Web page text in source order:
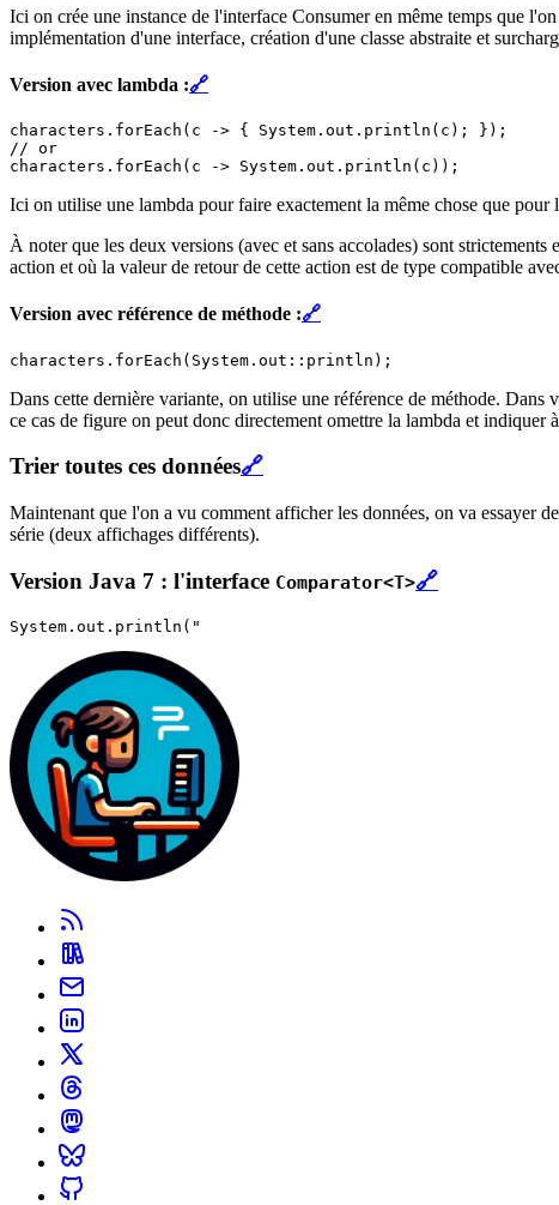
Ici on crée une instance de l'interface Consumer en même temps que
implémentation d'une interface, création d'une classe abstraite et
Version avec lambda :🔗
characters.forEach(c -> { System.out.println(c); });
// or
Ici on utilise une lambda pour faire exactement la même chose que
À noter que les deux versions (avec et sans accolades) sont
action et où la valeur de retour de cette action est de type compatible
Version avec référence de méthode :🔗
Dans cette dernière variante, on utilise une référence de méthode.
ce cas de figure on peut donc directement omettre la lambda et
Trier toutes ces données🔗
Maintenant que l'on a vu comment afficher les données, on va essayer
série (deux affichages différents).
Version Java 7 : l'interface Comparator<T>🔗